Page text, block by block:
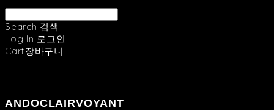
Search 검색
Log In 로그인
Cart장바구니
ANDOCLAIRVOYANT